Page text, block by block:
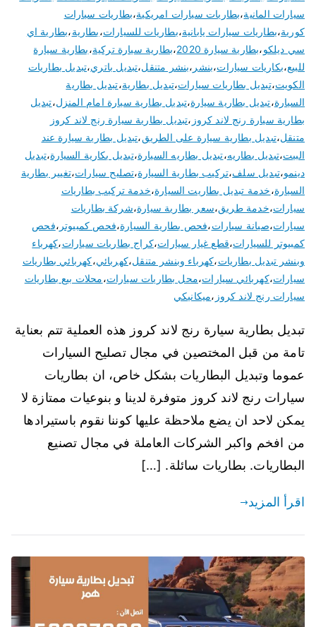
سيارات المانية،بطاريات سيارات امريكية،بطاريات سيارات
كورية،بطاريات سيارات يابانية،بطاريات للسيارات،بطارية،بطارية اي
سي ديلكو،بطارية سيارة 2020 ،بطارية سيارة تركية،بطارية سيارة
للبيع،بكاريات سيارات،بنشر ،بنشر متنقل،تبديل باتري،تبديل بطاريات
الكويت،تبديل بطاريات سيارات،تبديل بطارية،تبديل بطارية
السيارة،تبديل بطارية سيارة،تبديل بطارية سيارة امام المنزل،تبديل
بطارية سيارة رنج لاند كروز ،تبديل بطارية سيارة رنج لاند كروز
متنقل،تبديل بطارية سيارة على الطريق،تبديل بطارية سيارة عند
البيت،تبديل بطاريه،تبديل بطاريه السيارة،تبديل بكارية السيارة،تبديل
دينمو،تبديل سلف،تركيب بطارية السيارة،تصليح سيارات،تغيير بطارية
السيارة،خدمة تبديل بطاريت السيارة،خدمة تركيب بطاريات
سيارات،خدمة طريق،سعر بطارية سيارة،شركة بطاريات
سيارات،صيانة سيارات،فحص بطارية السيارة،فحص كمبيوتر ،فحص
كمبيوتر للسيارات،قطع غيار سيارات،كراج بطاريات سيارات،كهرباء
وبنشر تبديل بطاريات،كهرباء وبنشر متنقل،كهربائي،كهربائي بطاريات
سيارات،كهربائي سيارات،محل بطاريات سيارات،محلات بيع بطاريات
سيارات رنج لاند كروز ،ميكانيكي
تبديل بطارية سيارة رنج لاند كروز هذه العملية تتم بعناية
تامة من قبل المختصين في مجال تصليح السيارات
عموما وتبديل البطاريات بشكل خاص، ان بطاريات
سيارات رنج لاند كروز متوفرة لدينا و بنوعيات ممتازة لا
يمكن لاحد ان يضع ملاحظة عليها كوننا نقوم باستيرادها
من افخم واكبر الشركات العاملة في مجال تصنيع
البطاريات. بطاريات سائلة. […]
اقرأ المزيد